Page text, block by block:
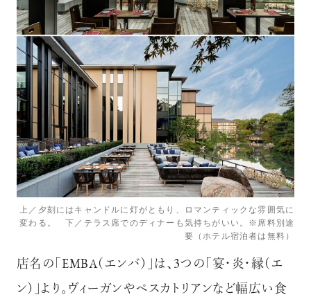
上／夕刻にはキャンドルに灯がともり、ロマンティックな雰囲気に
変わる。 下／テラス席でのディナーも気持ちがいい。※席料別途
要（ホテル宿泊者は無料）
店名の「EMBA（エンバ）」は、3つの「宴・炎・縁（エ
ン）」より。ヴィーガンやペスカトリアンなど幅広い食